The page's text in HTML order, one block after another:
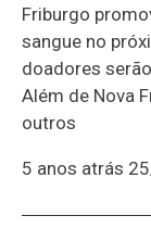
Friburgo
sangue no
doadores
Além de Nova
outros
5 anos atrás